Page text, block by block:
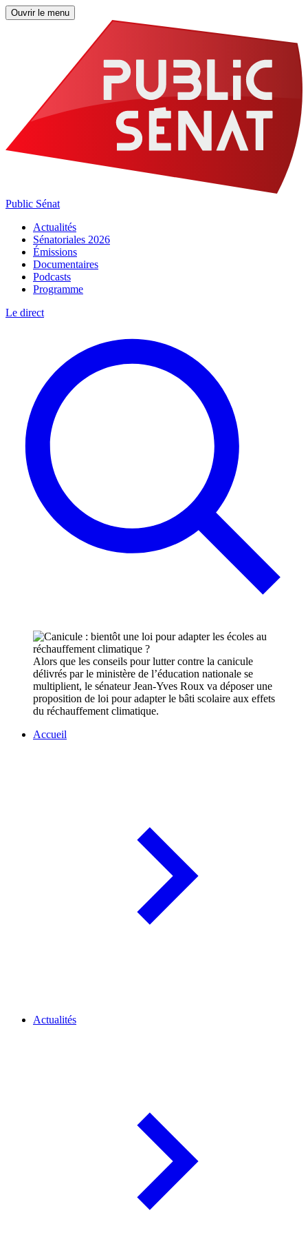
Ouvrir le menu
Public Sénat
Actualités
Sénatoriales 2026
Émissions
Documentaires
Podcasts
Programme
Le direct
Alors que les conseils pour lutter contre la canicule
délivrés par le ministère de l’éducation nationale se
multiplient, le sénateur Jean-Yves Roux va déposer une
proposition de loi pour adapter le bâti scolaire aux effets
du réchauffement climatique.
Accueil
Actualités